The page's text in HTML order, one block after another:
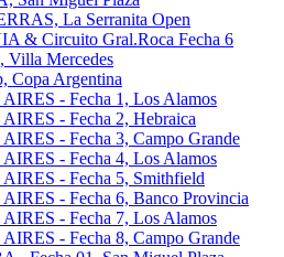
La Serranita Open
& Circuito Gral.Roca Fecha 6
Mercedes
Copa Argentina
- Fecha 1, Los Alamos
- Fecha 2, Hebraica
- Fecha 3, Campo Grande
- Fecha 4, Los Alamos
- Fecha 5, Smithfield
- Fecha 6, Banco Provincia
- Fecha 7, Los Alamos
- Fecha 8, Campo Grande